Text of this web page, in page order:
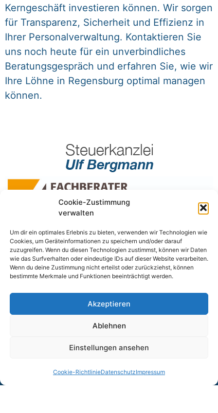
Cookie-Zustimmung
verwalten
Um dir ein optimales Erlebnis zu bieten, verwenden wir Technologien wie
Cookies, um Geräteinformationen zu speichern und/oder darauf
zuzugreifen. Wenn du diesen Technologien zustimmst, können wir Daten
wie das Surfverhalten oder eindeutige IDs auf dieser Website verarbeiten.
Wenn du deine Zustimmung nicht erteilst oder zurückziehst, können
bestimmte Merkmale und Funktionen beeinträchtigt werden.
Akzeptieren
Ablehnen
Einstellungen ansehen
Cookie-RichtlinieDatenschutzImpressum
Kerngeschäft investieren können. Wir sorgen
für Transparenz, Sicherheit und Effizienz in
Ihrer Personalverwaltung. Kontaktieren Sie
uns noch heute für ein unverbindliches
Beratungsgespräch und erfahren Sie, wie wir
Ihre Löhne in Regensburg optimal managen
können.
Kontakt
Telefon: +49 (0) 8531 / 31 71 41
kanzlei@bergmann-steuerberatung.de
Datenschutzerklärung